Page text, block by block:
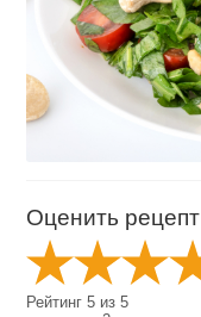
Оценить рецепт
Рейтинг5 из5